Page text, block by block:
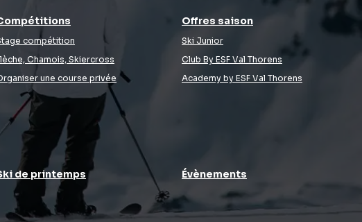
compétition
Chamois, Skiercross
une course privée
Évènements
Offres saison
Ski Junior
Club By ESF Val Thorens
Academy by ESF Val Thorens
de printemps